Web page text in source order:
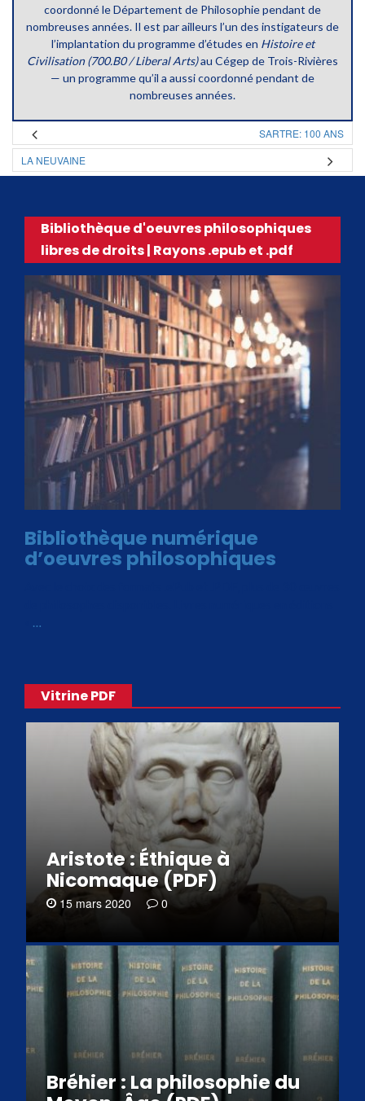
coordonné le Département de Philosophie pendant de
nombreuses années. Il est par ailleurs l’un des instigateurs de
l’implantation du programme d’études en Histoire et
Civilisation (700.B0 / Liberal Arts)au Cégep de Trois-Rivières
— un programme qu’il a aussi coordonné pendant de
nombreuses années.
SARTRE: 100 ANS
LA NEUVAINE
Bibliothèque d'oeuvres philosophiques
libres de droits | Rayons .epub et .pdf
Bibliothèque numérique
d’oeuvres philosophiques
…
Vitrine PDF
Aristote : Éthique à
Nicomaque (PDF)
15 mars 2020 0
Bréhier : La philosophie du